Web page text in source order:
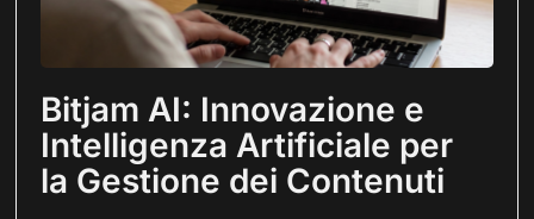
Bitjam AI: Innovazione e
Intelligenza Artificiale per
la Gestione dei Contenuti